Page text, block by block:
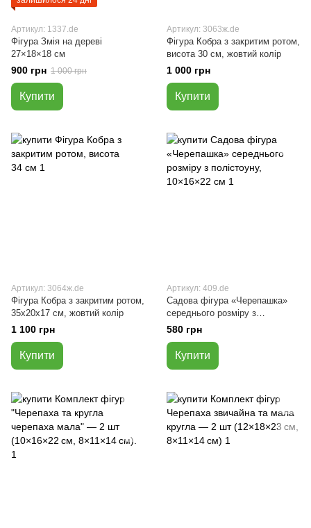
Артикул: 1337.de
Фігура Змія на дереві
27×18×18 см
900 грн 1 000 грн
Купити
Артикул: 3063ж.de
Фігура Кобра з закритим ротом,
висота 30 см, жовтий колір
1 000 грн
Купити
Артикул: 3064ж.de
Фігура Кобра з закритим ротом,
35х20х17 см, жовтий колір
1 100 грн
Купити
Артикул: 409.de
Садова фігура «Черепашка»
середнього розміру з
полістоуну, 10×16×22 см
580 грн
Купити